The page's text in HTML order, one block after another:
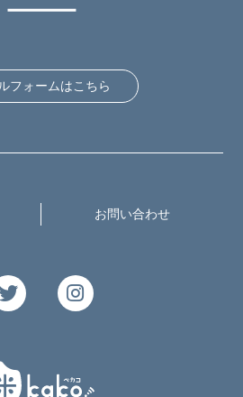
フォームはこちら
お問い合わせ